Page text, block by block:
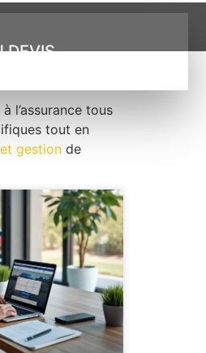
DEVIS
l’assurance tous
tout en
gestion de